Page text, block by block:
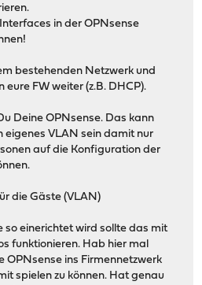
in der OPNsense
bestehenden Netzwerk und
FW weiter (z.B. DHCP).
Deine OPNsense. Das kann
eigenes VLAN sein damit nur
auf die Konfiguration der
die Gäste (VLAN)
so einerichtet wird sollte das mit
funktionieren. Hab hier mal
OPNsense ins Firmennetzwerk
spielen zu können. Hat genau